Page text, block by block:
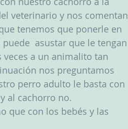
veterinario y nos comentan
tenemos que ponerle en
asustar que le tengan
veces a un animalito tan
nos preguntamos
perro adulto le basta con
al cachorro no.
que con los bebés y las